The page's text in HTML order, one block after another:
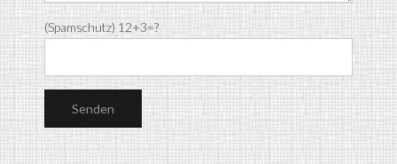
(Spamschutz) 12+3=?